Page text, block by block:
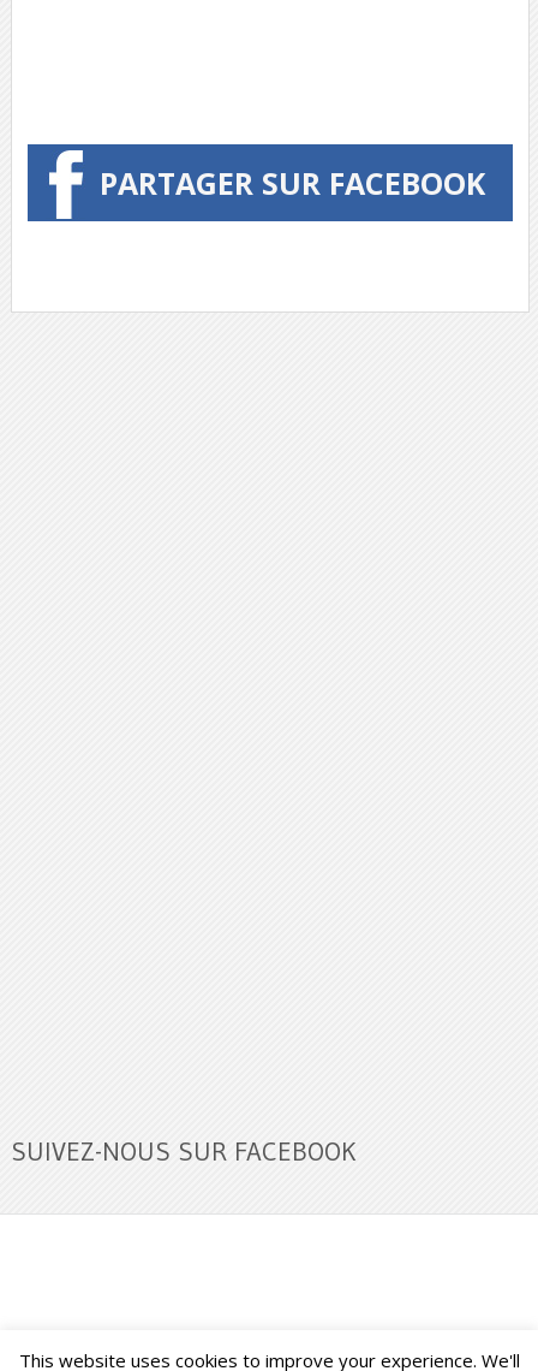
PARTAGER SUR FACEBOOK
SUIVEZ-NOUS SUR FACEBOOK
This website uses cookies to improve your experience. We'll